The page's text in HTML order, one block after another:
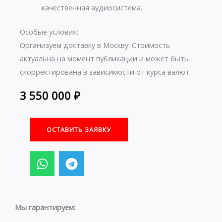
качественная аудиосистема.
Особые условия:
Организуем доставку в Москву. Стоимость
актуальна на момент публикации и может быть
скорректирована в зависимости от курса валют.
3 550 000 ₽
ОСТАВИТЬ ЗАЯВКУ
W
h
a
s
T
e
l
g
Мы гарантируем: